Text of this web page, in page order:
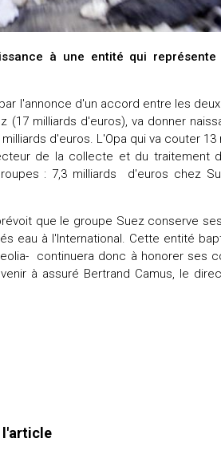
à une entité qui représente
l'annonce d'un accord entre les
(17 milliards d'euros), va donner
d'euros. L'Opa qui va couter 13
de la collecte et du traitement
: 7,3 milliards d'euros chez
que le groupe Suez conserve
eau à l'International. Cette entité
continuera donc à honorer ses
à assuré Bertrand Camus, le
l'article